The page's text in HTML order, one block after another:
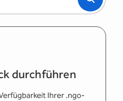
durchführen
Ihrer .ngo-